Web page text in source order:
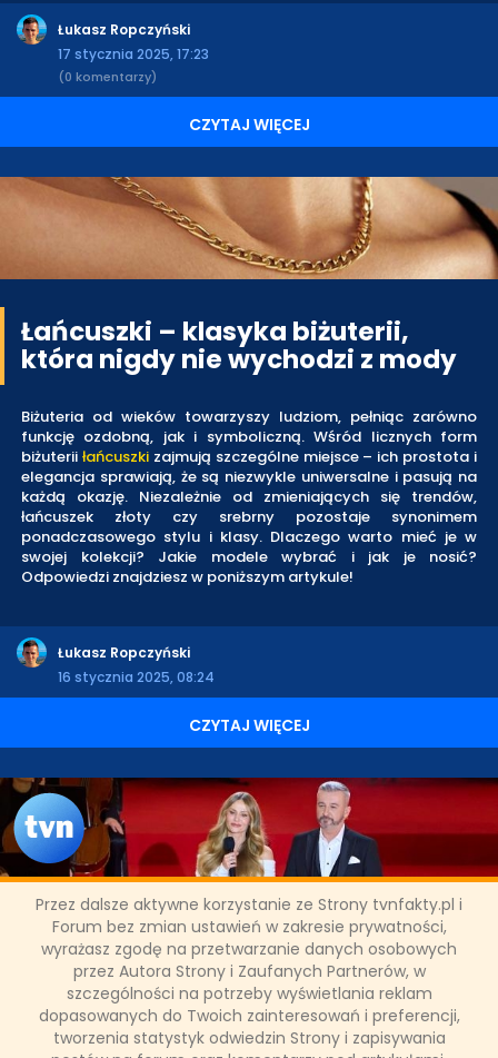
Przez dalsze aktywne korzystanie ze Strony tvnfakty.pl i
Forum bez zmian ustawień w zakresie prywatności,
wyrażasz zgodę na przetwarzanie danych osobowych
przez Autora Strony i Zaufanych Partnerów, w
szczególności na potrzeby wyświetlania reklam
dopasowanych do Twoich zainteresowań i preferencji,
tworzenia statystyk odwiedzin Strony i zapisywania
Łukasz Ropczyński
17 stycznia 2025, 17:23
(0 komentarzy)
CZYTAJ WIĘCEJ
Łańcuszki – klasyka biżuterii,
która nigdy nie wychodzi z mody
Biżuteria od wieków towarzyszy ludziom, pełniąc zarówno
funkcję ozdobną, jak i symboliczną. Wśród licznych form
biżuterii łańcuszkizajmują szczególne miejsce – ich prostota i
elegancja sprawiają, że są niezwykle uniwersalne i pasują na
każdą okazję. Niezależnie od zmieniających się trendów,
łańcuszek złoty czy srebrny pozostaje synonimem
ponadczasowego stylu i klasy. Dlaczego warto mieć je w
swojej kolekcji? Jakie modele wybrać i jak je nosić?
Odpowiedzi znajdziesz w poniższym artykule!
Łukasz Ropczyński
16 stycznia 2025, 08:24
CZYTAJ WIĘCEJ
"Wspólne kolędowanie" - wigilijny
koncert w TVN
Telewizja TVN przygotowała dla Widzów wyjątkowe
bożonarodzeniowe wydarzenie, które przeniesie ich w